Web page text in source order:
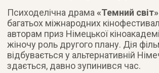
Психоделічна драма«Темний світ»
багатьох міжнародних
авторам приз Німецької
жіночу роль другого плану. Дія
відбувається у альтернативній
здається, давно зупинився час.